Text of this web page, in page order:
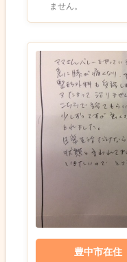
ません。
豊中市在